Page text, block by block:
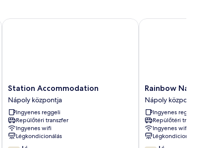
Station
Accommodation
Nápoly
központja
Station Accommodation
Nápoly központja
Ingyenes reggeli
Repülőtéri transzfer
Ingyenes wifi
Légkondicionálás
Station Accommodation
Rainbow
Napoli
Nápoly
központja
Rainbow Napoli
Nápoly központja
Ingyenes reggeli
Repülőtéri transzfer
Ingyenes wifi
Légkondicionálás
Rainbow Napoli